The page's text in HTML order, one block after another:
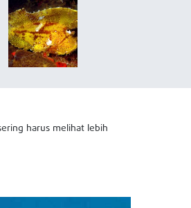
harus melihat lebih